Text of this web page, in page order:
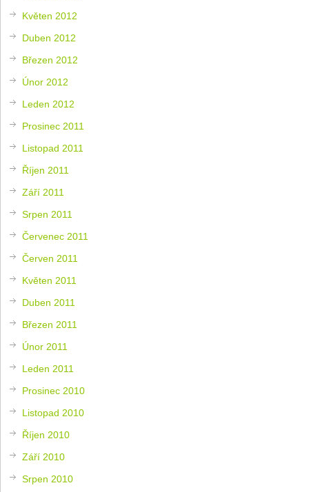
Květen 2012
Duben 2012
Březen 2012
Únor 2012
Leden 2012
Prosinec 2011
Listopad 2011
Říjen 2011
Září 2011
Srpen 2011
Červenec 2011
Červen 2011
Květen 2011
Duben 2011
Březen 2011
Únor 2011
Leden 2011
Prosinec 2010
Listopad 2010
Říjen 2010
Září 2010
Srpen 2010